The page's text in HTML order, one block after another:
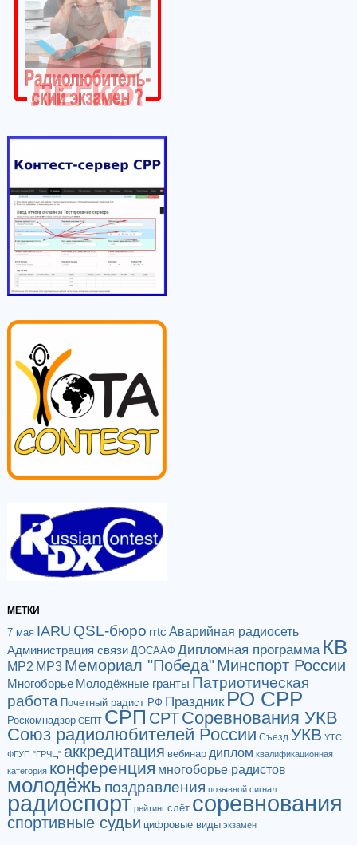
МЕТКИ
7 мая IARU QSL-бюро rrtc Аварийная радиосеть
Администрация связи ДОСААФ Дипломная программа КВ
МР2 МР3 Мемориал "Победа"Минспорт России
Многоборье Молодёжные гранты Патриотическая
работа Почетный радист РФ Праздник РО СРР
Роскомнадзор СЕПТ СРП СРТСоревнования УКВ
Союз радиолюбителей России Съезд УКВ УТС
ФГУП "ГРЧЦ" аккредитация вебинар диплом квалификационная
категория конференция многоборье радистов
молодёжь поздравления позывной сигнал
радиоспорт рейтинг слёт соревнования
спортивные судьи цифровые виды экзамен